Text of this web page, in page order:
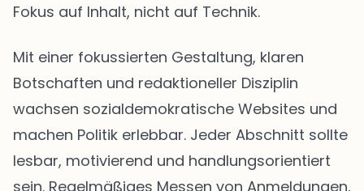
Fokus auf Inhalt, nicht auf Technik.
Mit einer fokussierten Gestaltung, klaren
Botschaften und redaktioneller Disziplin
wachsen sozialdemokratische Websites und
machen Politik erlebbar. Jeder Abschnitt sollte
lesbar, motivierend und handlungsorientiert
sein. Regelmäßiges Messen von Anmeldungen,